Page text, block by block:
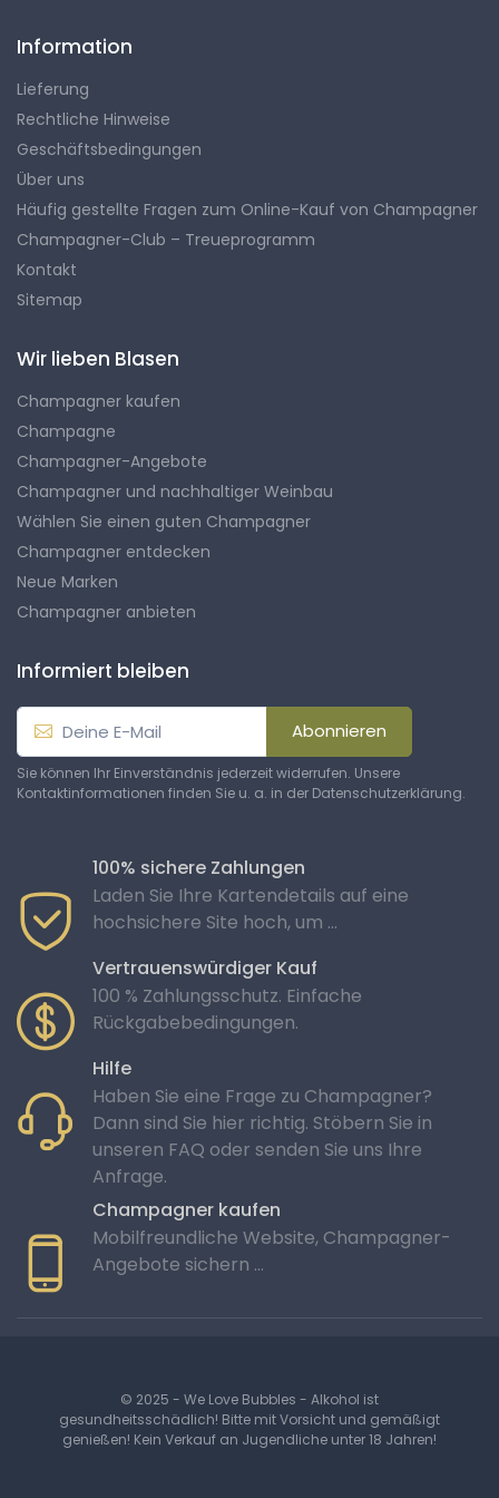
Information
Lieferung
Rechtliche Hinweise
Geschäftsbedingungen
Über uns
Häufig gestellte Fragen zum Online-Kauf von Champagner
Champagner-Club – Treueprogramm
Kontakt
Sitemap
Wir lieben Blasen
Champagner kaufen
Champagne
Champagner-Angebote
Champagner und nachhaltiger Weinbau
Wählen Sie einen guten Champagner
Champagner entdecken
Neue Marken
Champagner anbieten
Informiert bleiben
Abonnieren
Sie können Ihr Einverständnis jederzeit widerrufen. Unsere
Kontaktinformationen finden Sie u. a. in der Datenschutzerklärung.
100% sichere Zahlungen
Laden Sie Ihre Kartendetails auf eine
hochsichere Site hoch, um ...
Vertrauenswürdiger Kauf
100 % Zahlungsschutz. Einfache
Rückgabebedingungen.
Hilfe
Haben Sie eine Frage zu Champagner?
Dann sind Sie hier richtig. Stöbern Sie in
unseren FAQ oder senden Sie uns Ihre
Anfrage.
Champagner kaufen
Mobilfreundliche Website, Champagner-
Angebote sichern …
© 2025 - We Love Bubbles - Alkohol ist
gesundheitsschädlich! Bitte mit Vorsicht und gemäßigt
genießen! Kein Verkauf an Jugendliche unter 18 Jahren!